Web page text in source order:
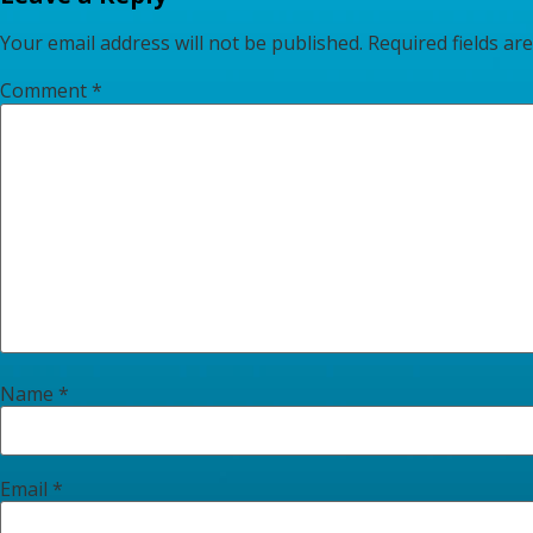
Your email address will not be published. Required fields
Comment*
Name *
Email *